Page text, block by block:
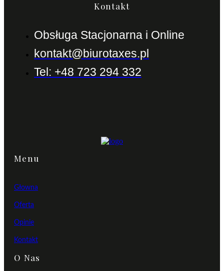
Kontakt
Obsługa Stacjonarna i Online
kontakt@biurotaxes.pl
Tel: +48 723 294 332
Menu
Głowna
Oferta
Opinie
Kontakt
O Nas